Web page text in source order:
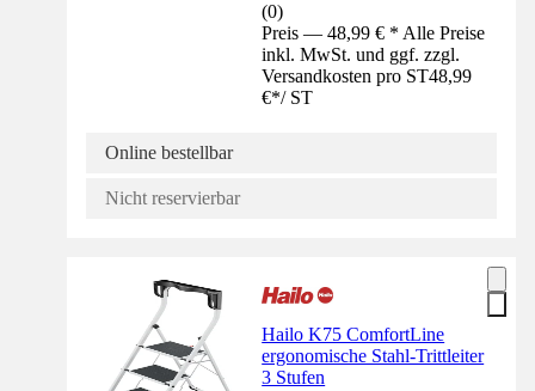
(0)
Preis — 48,99 € * Alle Preise
inkl. MwSt. und ggf. zzgl.
Versandkosten pro ST48,99
€*/ ST
Online bestellbar
Nicht reservierbar
Hailo K75 ComfortLine
ergonomische Stahl-Trittleiter
3 Stufen